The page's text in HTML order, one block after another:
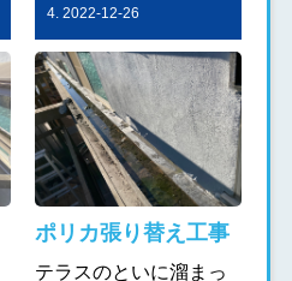
4. 2022-12-26
ポリカ張り替え工事
テラスのといに溜まっ